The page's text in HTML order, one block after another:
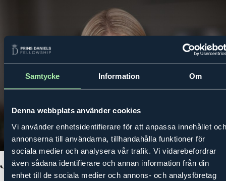
Samtycke Information Om
Denna webbplats använder cookies
Vi använder enhetsidentifierare för att anpassa innehållet och
annonserna till användarna, tillhandahålla funktioner för
sociala medier och analysera vår trafik. Vi vidarebefordrar
även sådana identifierare och annan information från din
enhet till de sociala medier och annons- och analysföretag
MENY
Jenny Nordlöw